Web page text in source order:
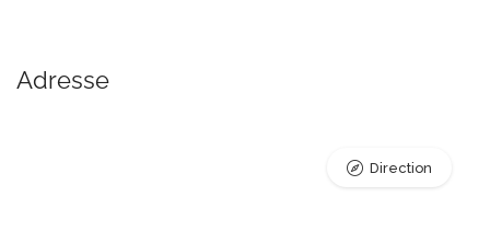
Adresse
Direction